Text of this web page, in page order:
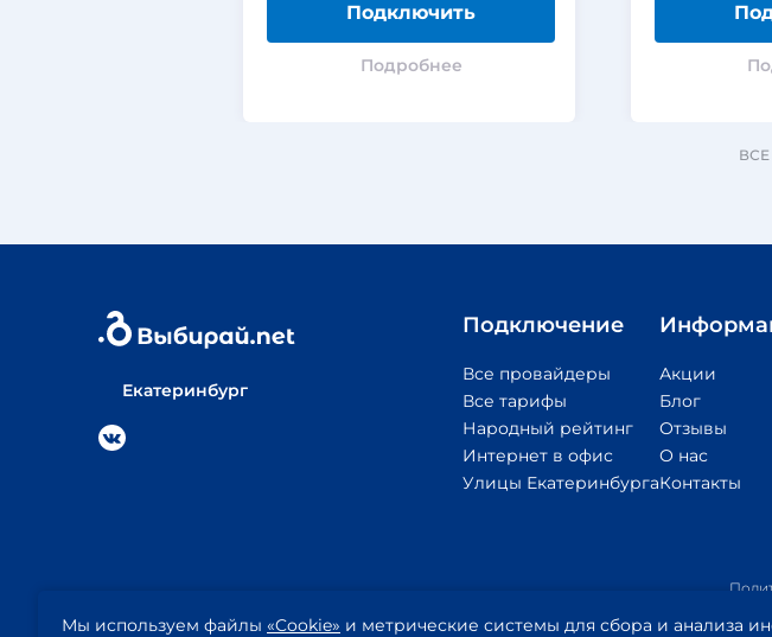
Подключить
Подробнее
Екатеринбург
Подключение
Все провайдеры
Все тарифы
Народный рейтинг
Интернет в офис
Улицы Екатеринбурга
Акции
Блог
Отзывы
О нас
Контакты
Выбирай.net
конфиденциальности
оферта
Правообладателям
Мы используем файлы «Cookie» и метрические системы для сбора и анализа